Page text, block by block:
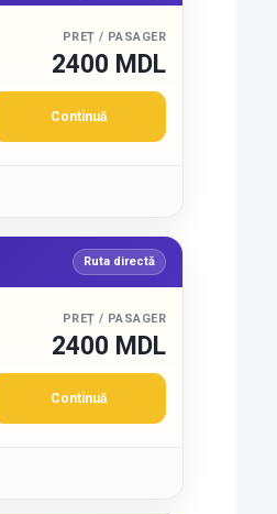
PREȚ / PASAGER
2400 MDL
Continuă
Ruta directă
PREȚ / PASAGER
2400 MDL
Continuă